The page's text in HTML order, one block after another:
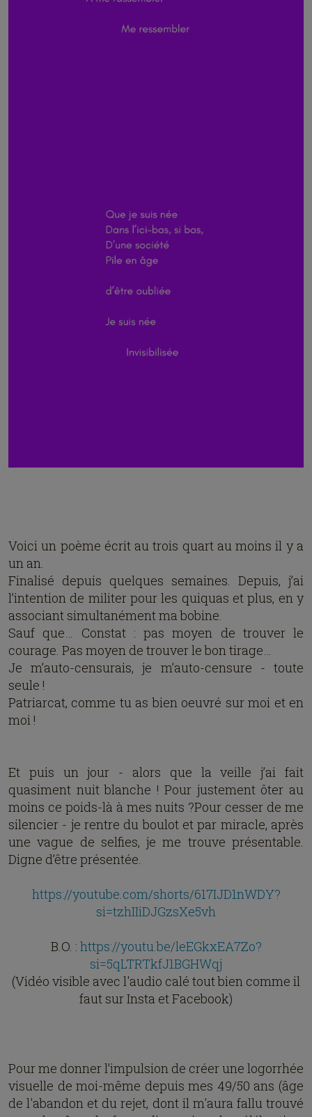
Voici un poème écrit au trois quart au moins il y a
un an.
Finalisé depuis quelques semaines. Depuis, j’ai
l’intention de militer pour les quiquas et plus, en y
associant simultanément ma bobine.
Sauf que… Constat : pas moyen de trouver le
courage. Pas moyen de trouver le bon tirage…
Je m’auto-censurais, je m’auto-censure - toute
seule !
Patriarcat, comme tu as bien oeuvré sur moi et en
moi !
Et puis un jour - alors que la veille j’ai fait
quasiment nuit blanche ! Pour justement ôter au
moins ce poids-là à mes nuits ?Pour cesser de me
silencier - je rentre du boulot et par miracle, après
une vague de selfies, je me trouve présentable.
Digne d’être présentée.
https://youtube.com/shorts/617IJD1nWDY?
si=tzhIIiDJGzsXe5vh
B.O. : https://youtu.be/leEGkxEA7Zo?
si=5qLTRTkfJ1BGHWqj
(Vidéo visible avec l'audio calé tout bien comme il
faut sur Insta et Facebook)
Pour me donner l’impulsion de créer une logorrhée
visuelle de moi-même depuis mes 49/50 ans (âge
de l'abandon et du rejet, dont il m'aura fallu trouvé